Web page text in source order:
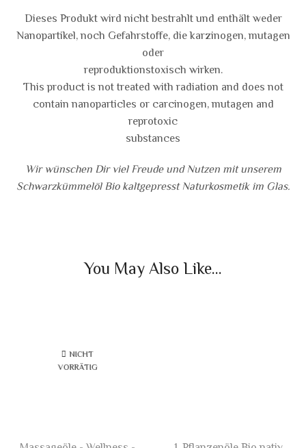
Dieses Produkt wird nicht bestrahlt und enthält weder
Nanopartikel, noch Gefahrstoffe, die karzinogen, mutagen
oder
reproduktionstoxisch wirken.
This product is not treated with radiation and does not
contain nanoparticles or carcinogen, mutagen and
reprotoxic
substances
Wir wünschen Dir viel Freude und Nutzen mit unserem
Schwarzkümmelöl Bio kaltgepresst Naturkosmetik im Glas.
You May Also Like...
NICHT
VORRÄTIG